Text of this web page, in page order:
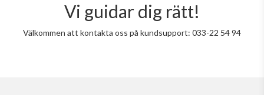
Vi guidar dig rätt!
Välkommen att kontakta oss på kundsupport: 033-22 54 94